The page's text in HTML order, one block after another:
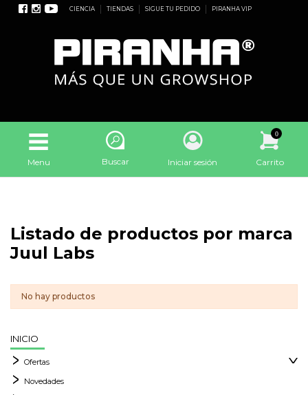
CIENCIA TIENDAS SIGUE TU PEDIDO PIRANHA VIP
Menu Buscar Iniciar sesión
0
Carrito
Listado de productos por marca
Juul Labs
No hay productos
INICIO
Ofertas
Novedades